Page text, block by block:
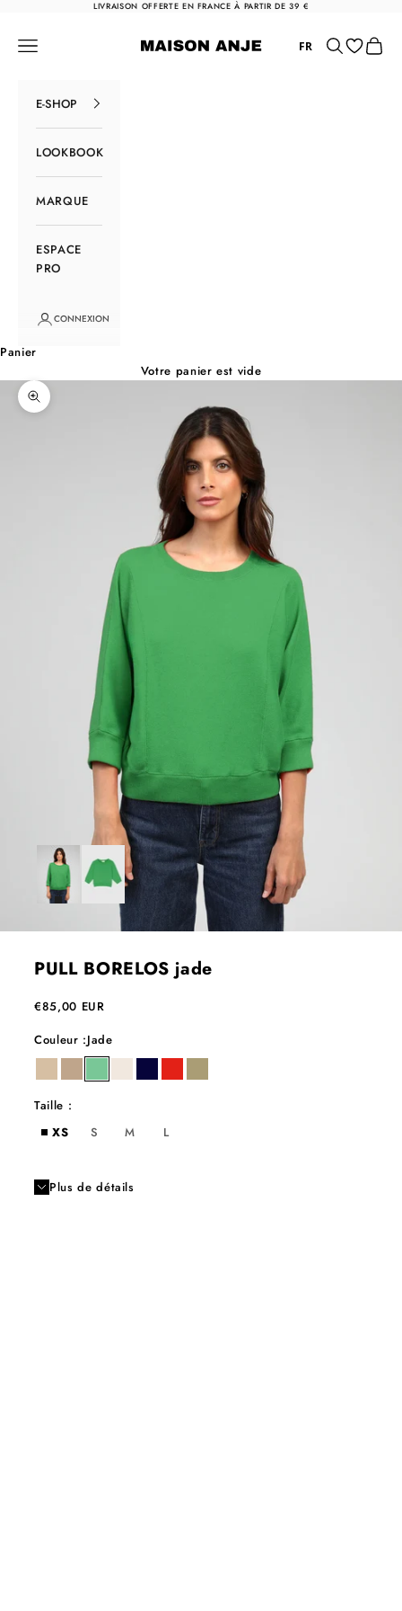
Passer au contenuLIVRAISON OFFERTE EN FRANCE À PARTIR DE 39 €
Maison Anje
Menu FR Rechercher
Panier
E-SHOP
LOOKBOOK
MARQUE
ESPACE
PRO
CONNEXION
Panier
Votre panier est vide
Zoomer sur l'image
PULL BORELOS jade
Prix de vente
€85,00 EUR
Couleur :Jade
blé ficellejademilknightpoppysable
Taille :
XS
S M L
Plus de détails